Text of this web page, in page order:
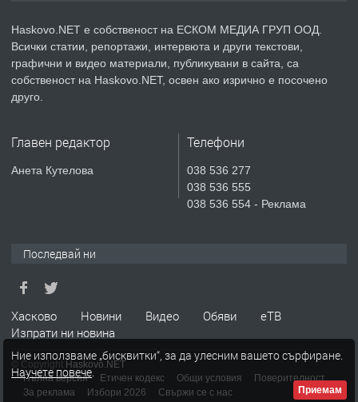
преди 3 дни
ПРЕДЛАГА
Продавам парцел в гр. Хасково кв.
СГЛОБЯВАНЕ НА МЕБЕЛИ.
апартамент под наем в кв.
Училищни, гр. Хасково.
преди 3 дни
Haskovo.NET е собственост на ЕСКОМ МЕДИА ГРУП ООД.
Всички статии, репортажи, интервюта и други текстови,
графични и видео материали, публикувани в сайта, са
собственост на Haskovo.NET, освен ако изрично е посочено
друго.
Главен редактор
Анета Кутелова
Телефони
038 536 277
038 536 555
038 536 554 - Реклама
Последвай ни
Хасково Новини Видео Обяви
еТВ
Изпрати ни новина
© Copyright Haskovo.NET
Пълна версия
Етичен кодекс Общи условия
Поверителност
За реклама
Избори 2026 Свържи се с нас
Ние използваме „бисквитки“, за да улесним вашето сърфиране.
Научете повече.
Приемам